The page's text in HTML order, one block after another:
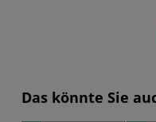
Das könnte Sie